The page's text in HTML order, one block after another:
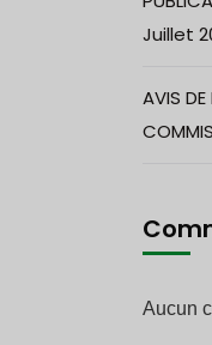
Juillet
AVIS DE
Aucun